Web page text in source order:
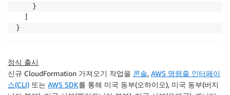
    }
  ]
}
정식 출시
신규 CloudFormation 가져오기 작업을 콘솔, AWS 명령줄 인터페이
스(CLI) 또는 AWS SDK를 통해 미국 동부(오하이오), 미국 동부(버지